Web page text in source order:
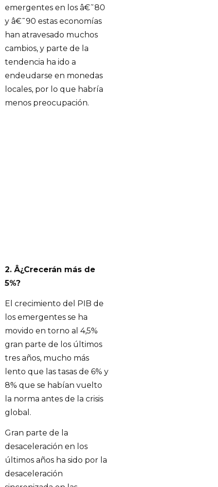
emergentes en los â€˜80
y â€˜90 estas economías
han atravesado muchos
cambios, y parte de la
tendencia ha ido a
endeudarse en monedas
locales, por lo que habría
menos preocupación.
2. Â¿Crecerán más de
5%?
El crecimiento del PIB de
los emergentes se ha
movido en torno al 4,5%
gran parte de los últimos
tres años, mucho más
lento que las tasas de 6% y
8% que se habían vuelto
la norma antes de la crisis
global.
Gran parte de la
desaceleración en los
últimos años ha sido por la
desaceleración